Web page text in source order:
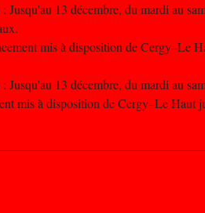
: Jusqu'au 13 décembre, du mardi au
mis à disposition de Cergy–Le
: Jusqu'au 13 décembre, du mardi au
mis à disposition de Cergy–Le Haut